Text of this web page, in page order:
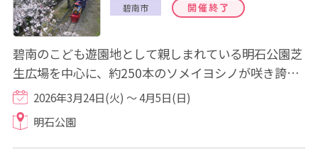
碧南市 開催終了
碧南のこども遊園地として親しまれている明石公園芝
生広場を中心に、約250本のソメイヨシノが咲き誇る
中、 「桜まつり」が開催されます。 期間中...
2026年3月24日(火) ～ 4月5日(日)
明石公園